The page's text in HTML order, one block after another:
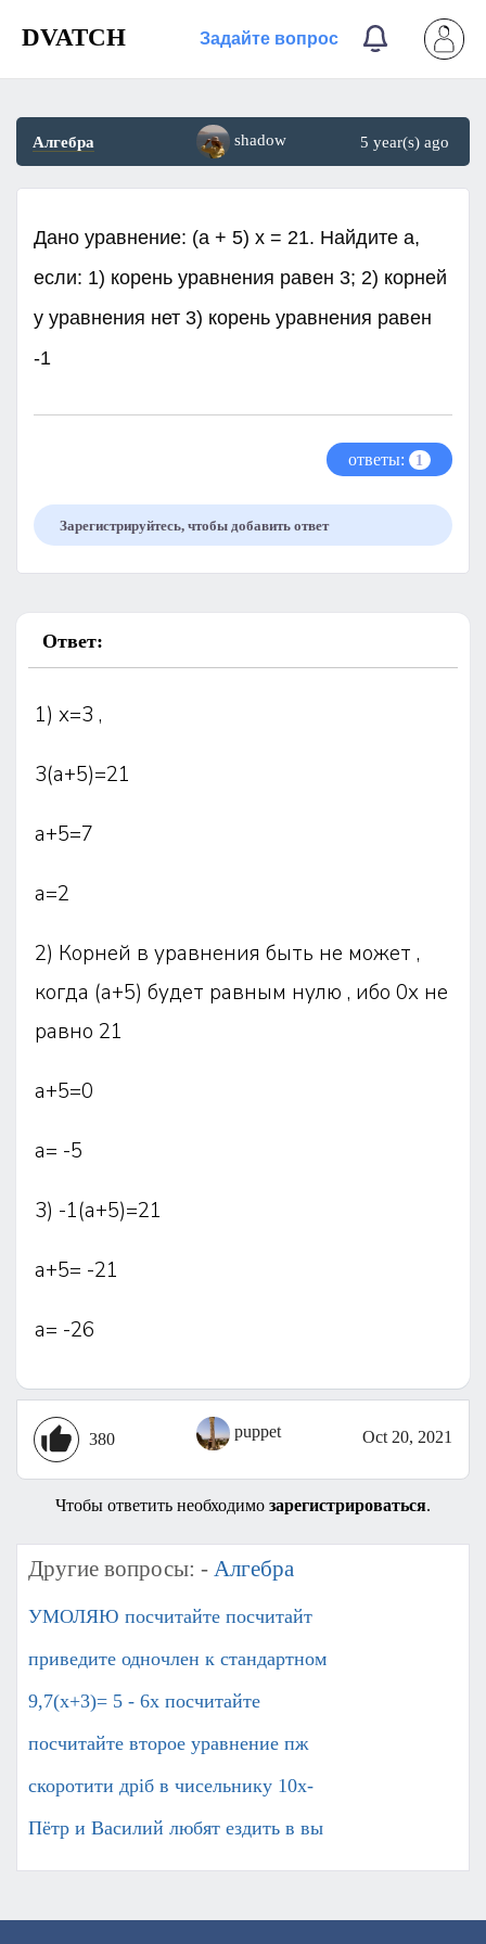
DVATCH Задайте вопрос
Алгебра shadow 5 year(s) ago
Дано уравнение: (a + 5) x = 21. Найдите a,
если: 1) корень уравнения равен 3; 2) корней
у уравнения нет 3) корень уравнения равен
-1​
ответы: 1
Зарегистрируйтесь, чтобы добавить ответ
Ответ:
1) х=3 ,
3(а+5)=21
а+5=7
а=2
2) Корней в уравнения быть не может ,
когда (а+5) будет равным нулю , ибо 0х не
равно 21
а+5=0
а= -5
3) -1(а+5)=21
а+5= -21
а= -26
380 puppet Oct 20, 2021
Чтобы ответить необходимо зарегистрироваться.
Другие вопросы: - Алгебра
УМОЛЯЮ посчитайте посчитайт
приведите одночлен к стандартном
9,7(х+3)= 5 - 6х посчитайте
посчитайте второе уравнение пж
скоротити дріб в чисельнику 10x-
Пётр и Василий любят ездить в вы